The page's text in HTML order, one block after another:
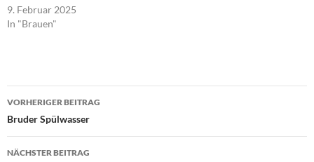
9. Februar 2025
In "Brauen"
Beitragsnavigation
VORHERIGER BEITRAG
Bruder Spülwasser
NÄCHSTER BEITRAG